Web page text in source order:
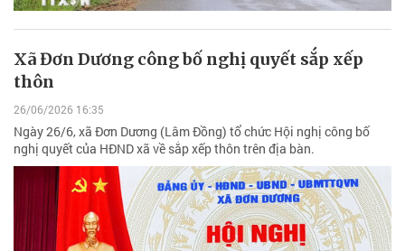
Xã Đơn Dương công bố nghị quyết sắp xếp
thôn
26/06/2026 16:35
Ngày 26/6, xã Đơn Dương (Lâm Đồng) tổ chức Hội nghị công bố
nghị quyết của HĐND xã về sắp xếp thôn trên địa bàn.